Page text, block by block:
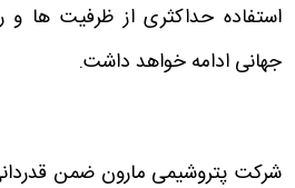
استفاده حداکثری از ظرفیت ها و
جهانی ادامه خواهد داشت.
شرکت پتروشیمی مارون ضمن